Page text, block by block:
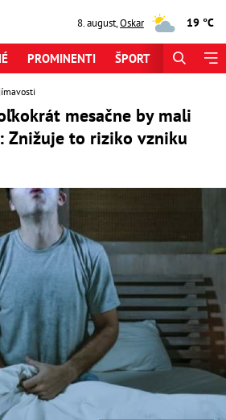
8. august,Oskar 19 °C
PROMINENTI ŠPORT
mesačne by mali
Znižuje to riziko vzniku